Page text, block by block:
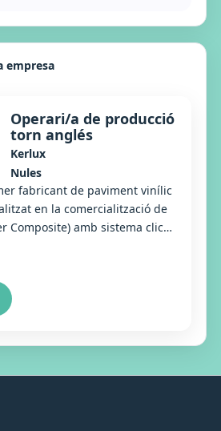
empresa
Operari/a de producció
torn anglés
Kerlux
Nules
fabricant de paviment vinílic
en la comercialització de
Composite) amb sistema click.